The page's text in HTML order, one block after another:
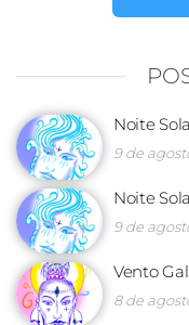
Noite
9 de
Noite
9 de
Vento
8 de